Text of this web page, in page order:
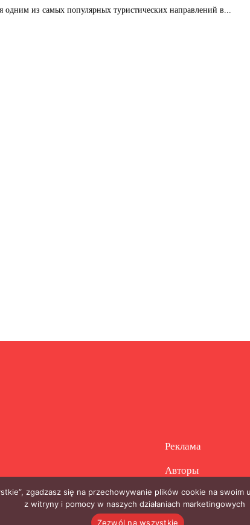
одним из самых популярных туристических направлений в...
Реклама
Авторы
zgadzasz się na przechowywanie plików cookie na
z witryny i pomocy w naszych działaniach marketingowych
Zezwól na wszystkie